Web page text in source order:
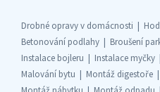
Drobné opravy v domácnosti
Betonování podlahy
Broušení
Instalace bojleru
Instalace myčky
Malování bytu
Montáž digestoře